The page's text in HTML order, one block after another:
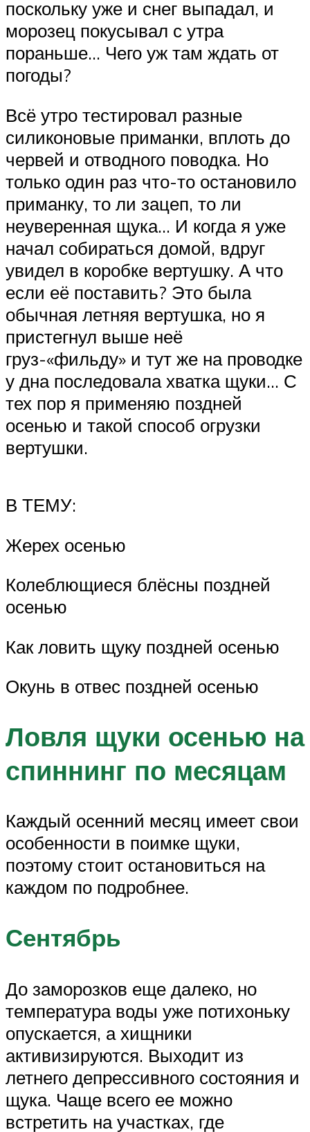
поскольку уже и снег выпадал, и
морозец покусывал с утра
пораньше… Чего уж там ждать от
погоды?
Всё утро тестировал разные
силиконовые приманки, вплоть до
червей и отводного поводка. Но
только один раз что-то остановило
приманку, то ли зацеп, то ли
неуверенная щука… И когда я уже
начал собираться домой, вдруг
увидел в коробке вертушку. А что
если её поставить? Это была
обычная летняя вертушка, но я
пристегнул выше неё
груз-«фильду» и тут же на проводке
у дна последовала хватка щуки… С
тех пор я применяю поздней
осенью и такой способ огрузки
вертушки.
В ТЕМУ:
Жерех осенью
Колеблющиеся блёсны поздней
осенью
Как ловить щуку поздней осенью
Окунь в отвес поздней осенью
Ловля щуки осенью на
спиннинг по месяцам
Каждый осенний месяц имеет свои
особенности в поимке щуки,
поэтому стоит остановиться на
каждом по подробнее.
Сентябрь
До заморозков еще далеко, но
температура воды уже потихоньку
опускается, а хищники
активизируются. Выходит из
летнего депрессивного состояния и
щука. Чаще всего ее можно
встретить на участках, где